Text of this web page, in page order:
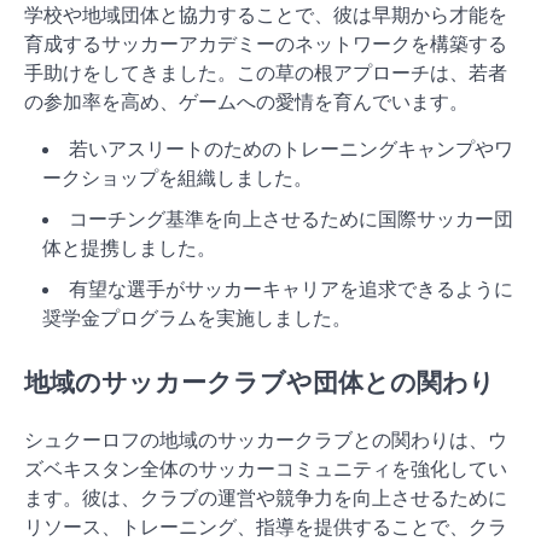
学校や地域団体と協力することで、彼は早期から才能を
育成するサッカーアカデミーのネットワークを構築する
手助けをしてきました。この草の根アプローチは、若者
の参加率を高め、ゲームへの愛情を育んでいます。
若いアスリートのためのトレーニングキャンプやワ
ークショップを組織しました。
コーチング基準を向上させるために国際サッカー団
体と提携しました。
有望な選手がサッカーキャリアを追求できるように
奨学金プログラムを実施しました。
地域のサッカークラブや団体との関わり
シュクーロフの地域のサッカークラブとの関わりは、ウ
ズベキスタン全体のサッカーコミュニティを強化してい
ます。彼は、クラブの運営や競争力を向上させるために
リソース、トレーニング、指導を提供することで、クラ